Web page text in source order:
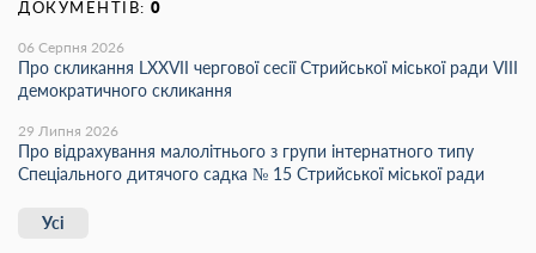
ДОКУМЕНТІВ: 0
06 Серпня 2026
Про скликання LХХVІІ чергової сесії Стрийської міської ради VIII
демократичного скликання
29 Липня 2026
Про відрахування малолітнього з групи інтернатного типу
Спеціального дитячого садка № 15 Стрийської міської ради
Усі